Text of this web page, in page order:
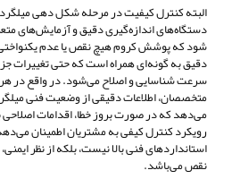
البته کنترل کیفیت در مرحله شکل دهی میلگرد
دستگاه‌های اندازه‌گیری دقیق و آزمایش‌های
شود که پوشش کروم هیچ نقص یا عدم
دقیق به گونه‌ای همراه است که حتی تغییرات
سرعت شناسایی و اصلاح می‌شود. در واقع در هر
متخصصان، اطلاعات دقیقی از وضعیت فنی
می‌دهد که در صورت بروز خطا، اقدامات
رویکرد کنترل کیفی به مشتریان اطمینان
استانداردهای فنی بالا نیست، بلکه از نظر
نقص می‌باشد.